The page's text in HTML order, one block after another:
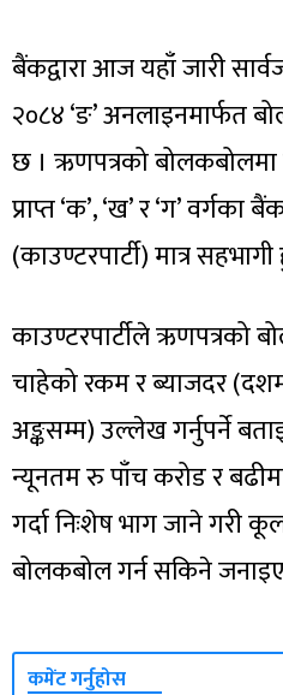
बैंकद्वारा आज यहाँ जारी
२०८४ ‘ङ’ अनलाइनमार्फत
छ । ऋणपत्रको बोलकबोलमा
प्राप्त ‘क’, ‘ख’ र ‘ग’ वर्गका
(काउण्टरपार्टी) मात्र
काउण्टरपार्टीले ऋणपत्रको
चाहेको रकम र ब्याजदर
अङ्कसम्म) उल्लेख गर्नुपर्ने
न्यूनतम रु पाँच करोड र
गर्दा निःशेष भाग जाने गरी
बोलकबोल गर्न सकिने
कमेंट गर्नुहोस